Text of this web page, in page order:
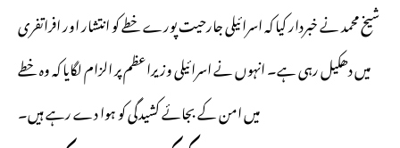
شیخ محمد نے خبردار کیا کہ اسرائیلی جارحیت پورے خطے کو انتشار اور افراتفری
میں دھکیل رہی ہے۔ انہوں نے اسرائیلی وزیراعظم پر الزام لگایا کہ وہ خطے
میں امن کے بجائے کشیدگی کو ہوا دے رہے ہیں۔